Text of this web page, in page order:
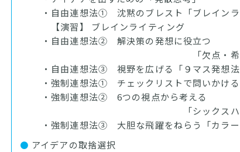
・自由連想法① 沈黙のブレスト「ブレインラ
【演習】 ブレインライティング
・自由連想法② 解決策の発想に役立つ
「欠点・希望点列
・自由連想法③ 視野を広げる「９マス発想法
・強制連想法① チェックリストで問いかける
・強制連想法② 6つの視点から考える
「シックスハット発
・強制連想法③ 大胆な飛躍をねらう「カラー
アイデアの取捨選択